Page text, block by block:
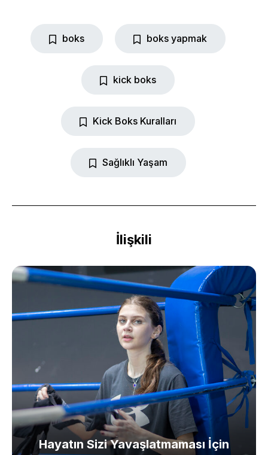
boks boks yapmak
kick boks
Kick Boks Kuralları
Sağlıklı Yaşam
İlişkili
Hayatın Sizi Yavaşlatmaması İçin
Home
Classes
Shop